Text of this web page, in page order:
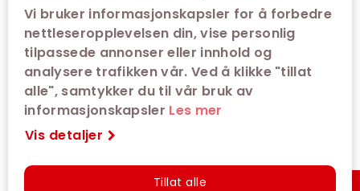
Vi bruker informasjonskapsler for å forbedre
nettleseropplevelsen din, vise personlig
tilpassede annonser eller innhold og
analysere trafikken vår. Ved å klikke "tillat
alle", samtykker du til vår bruk av
informasjonskapsler Les mer
Vis detaljer
Tillat alle